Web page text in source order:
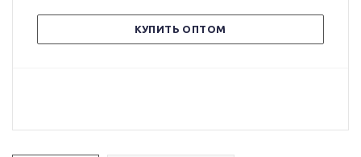
КУПИТЬ ОПТОМ